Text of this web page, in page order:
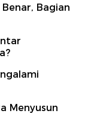
Bagian
Menyusun